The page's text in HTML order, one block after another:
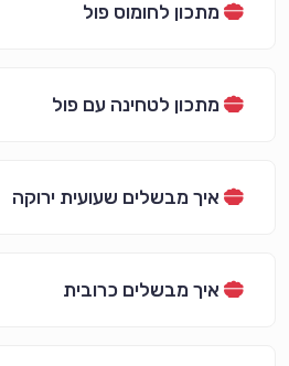
מתכון לחומוס פול
מתכון לטחינה עם פול
איך מבשלים שעועית ירוקה
איך מבשלים כרובית